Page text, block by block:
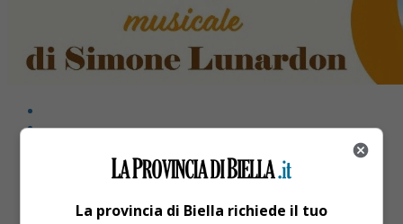
TweetLa provincia di Biella richiede il tuo